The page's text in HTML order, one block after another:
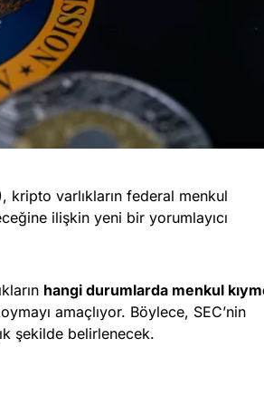
kripto varlıkların federal menkul
ilişkin yeni bir yorumlayıcı
hangi durumlarda menkul
amaçlıyor. Böylece, SEC’nin
şekilde belirlenecek.